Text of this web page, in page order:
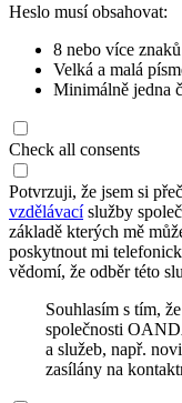
Heslo musí obsahovat:
8 nebo více znaků
Velká a malá
Minimálně jedna
Check all consents
Potvrzuji, že jsem si
vzdělávacíslužby
základě kterých mě
poskytnout mi
vědomí, že odběr této
Souhlasím s tím,
společnosti
a služeb, např.
zasílány na